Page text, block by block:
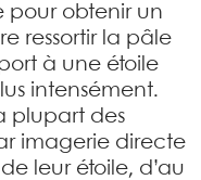
pour obtenir un
ressortir la pâle
à une étoile
intensément.
plupart des
imagerie directe
leur étoile, d’au